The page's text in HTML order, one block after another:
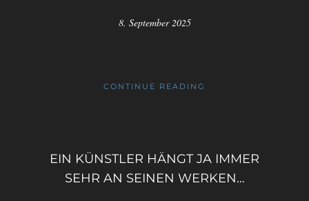
8. September 2025
CONTINUE READING
EIN KÜNSTLER HÄNGT JA IMMER
SEHR AN SEINEN WERKEN…